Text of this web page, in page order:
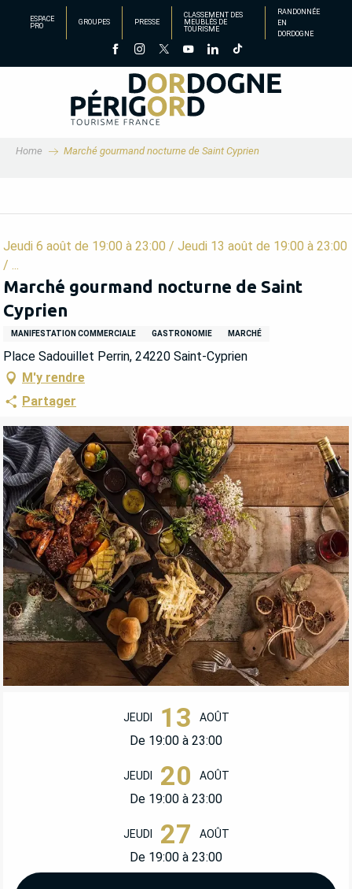
principal
ESPACE
PRO
GROUPES PRESSE
CLASSEMENT DES
MEUBLÉS DE
TOURISME
RANDONNÉE
EN
DORDOGNE
Home Marché gourmand nocturne de Saint Cyprien
Jeudi 6 août de 19:00 à 23:00 / Jeudi 13 août de 19:00 à 23:00
/ ...
Marché gourmand nocturne de Saint
Cyprien
MANIFESTATION COMMERCIALE GASTRONOMIE MARCHÉ
Place Sadouillet Perrin, 24220 Saint-Cyprien
M'y rendre
Partager
OUVERTURE ET COORDONNÉES
JEUDI 13 AOÛT
De 19:00 à 23:00
JEUDI 20 AOÛT
De 19:00 à 23:00
JEUDI 27 AOÛT
De 19:00 à 23:00